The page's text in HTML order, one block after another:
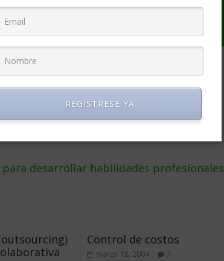
para desarrollar habilidades profesionales
Control de costos
marzo 18, 2004 1
REGISTRESE YA